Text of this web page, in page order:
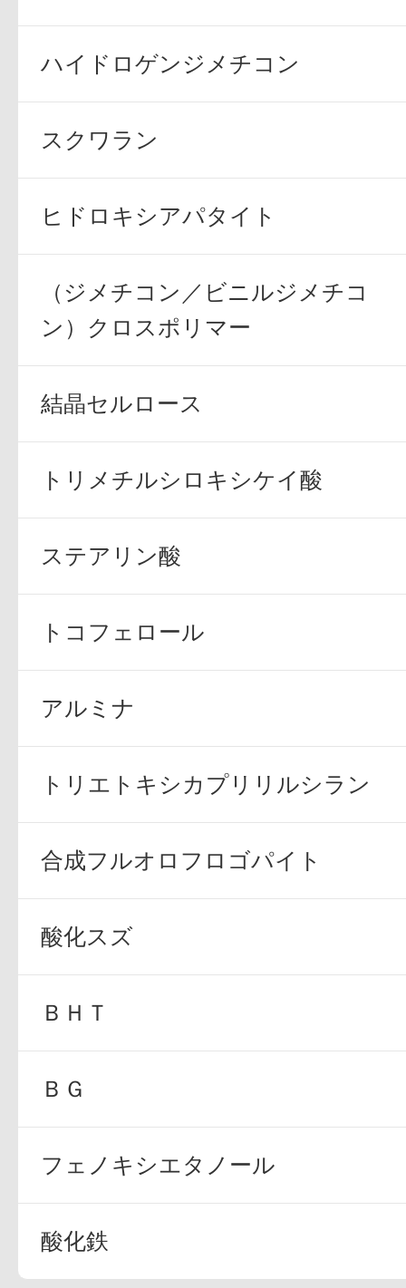
ハイドロゲンジメチコン
スクワラン
ヒドロキシアパタイト
（ジメチコン／ビニルジメチコ
ン）クロスポリマー
結晶セルロース
トリメチルシロキシケイ酸
ステアリン酸
トコフェロール
アルミナ
トリエトキシカプリリルシラン
合成フルオロフロゴパイト
酸化スズ
ＢＨＴ
ＢＧ
フェノキシエタノール
酸化鉄